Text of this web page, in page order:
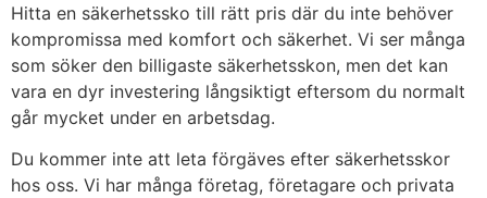
Hitta en säkerhetssko till rätt pris där du inte behöver
kompromissa med komfort och säkerhet. Vi ser många
som söker den billigaste säkerhetsskon, men det kan
vara en dyr investering långsiktigt eftersom du normalt
går mycket under en arbetsdag.
Du kommer inte att leta förgäves efter säkerhetsskor
hos oss. Vi har många företag, företagare och privata